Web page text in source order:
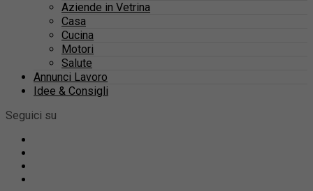
Aziende in Vetrina
Casa
Cucina
Motori
Salute
Annunci Lavoro
Idee & Consigli
Seguici su